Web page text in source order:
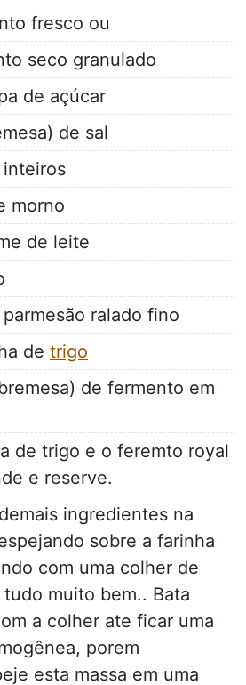
fresco ou
seco granulado
de açúcar
de sal
morno
de leite
ralado fino
de trigo
de fermento em
de trigo e o feremto royal
e reserve.
ingredientes na
sobre a farinha
com uma colher de
muito bem.. Bata
a colher ate ficar uma
porem
esta massa em uma